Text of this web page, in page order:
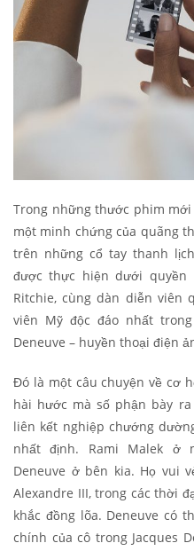
Trong những thước phim
một minh chứng của quãng
trên những cổ tay thanh
được thực hiện dưới
Ritchie, cùng dàn diễn viên
viên Mỹ độc đáo nhất
Deneuve – huyền thoại điện
Đó là một câu chuyện về cơ
hài hước mà số phận bày
liên kết nghiệp chướng
nhất định. Rami Malek ở
Deneuve ở bên kia. Họ vui
Alexandre III, trong các thời
khắc đồng lõa. Deneuve có
chính của cô trong Jacques